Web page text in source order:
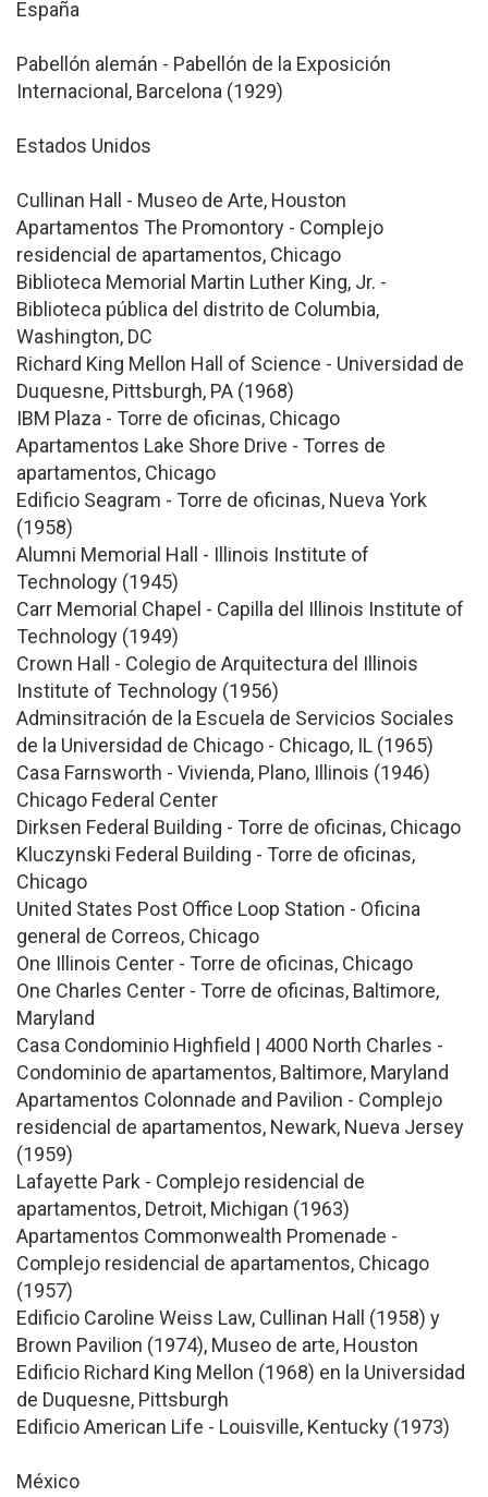
España
Pabellón alemán - Pabellón de la Exposición
Internacional, Barcelona (1929)
Estados Unidos
Cullinan Hall - Museo de Arte, Houston
Apartamentos The Promontory - Complejo
residencial de apartamentos, Chicago
Biblioteca Memorial Martin Luther King, Jr. -
Biblioteca pública del distrito de Columbia,
Washington, DC
Richard King Mellon Hall of Science - Universidad de
Duquesne, Pittsburgh, PA (1968)
IBM Plaza - Torre de oficinas, Chicago
Apartamentos Lake Shore Drive - Torres de
apartamentos, Chicago
Edificio Seagram - Torre de oficinas, Nueva York
(1958)
Alumni Memorial Hall - Illinois Institute of
Technology (1945)
Carr Memorial Chapel - Capilla del Illinois Institute of
Technology (1949)
Crown Hall - Colegio de Arquitectura del Illinois
Institute of Technology (1956)
Adminsitración de la Escuela de Servicios Sociales
de la Universidad de Chicago - Chicago, IL (1965)
Casa Farnsworth - Vivienda, Plano, Illinois (1946)
Chicago Federal Center
Dirksen Federal Building - Torre de oficinas, Chicago
Kluczynski Federal Building - Torre de oficinas,
Chicago
United States Post Office Loop Station - Oficina
general de Correos, Chicago
One Illinois Center - Torre de oficinas, Chicago
One Charles Center - Torre de oficinas, Baltimore,
Maryland
Casa Condominio Highfield | 4000 North Charles -
Condominio de apartamentos, Baltimore, Maryland
Apartamentos Colonnade and Pavilion - Complejo
residencial de apartamentos, Newark, Nueva Jersey
(1959)
Lafayette Park - Complejo residencial de
apartamentos, Detroit, Michigan (1963)
Apartamentos Commonwealth Promenade -
Complejo residencial de apartamentos, Chicago
(1957)
Edificio Caroline Weiss Law, Cullinan Hall (1958) y
Brown Pavilion (1974), Museo de arte, Houston
Edificio Richard King Mellon (1968) en la Universidad
de Duquesne, Pittsburgh
Edificio American Life - Louisville, Kentucky (1973)
México